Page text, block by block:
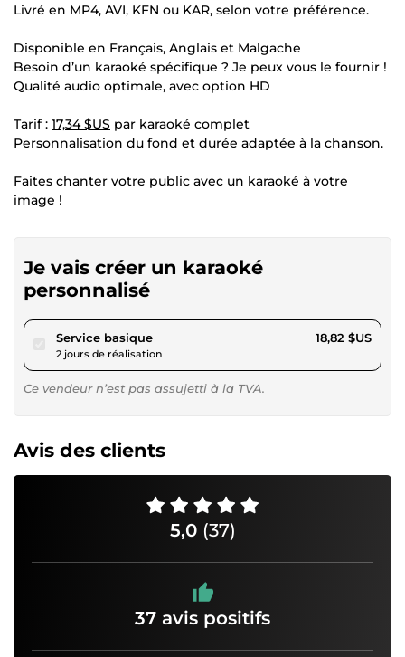
Livré en MP4, AVI, KFN ou KAR, selon votre préférence.
Disponible en Français, Anglais et Malgache
Besoin d’un karaoké spécifique ? Je peux vous le fournir !
Qualité audio optimale, avec option HD
Tarif : 17,34 $US par karaoké complet
Personnalisation du fond et durée adaptée à la chanson.
Faites chanter votre public avec un karaoké à votre
image !
Je vais créer un karaoké
personnalisé
Service basiquepour 17,34 $US
2 jours de réalisation
18,82 $US
Ce vendeur n’est pas assujetti à la TVA.
Avis des clients
5,0 (37)
37 avis positifs